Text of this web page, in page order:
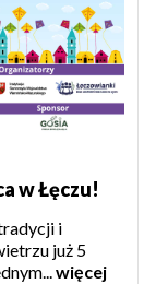
w Łęczu!
i
już 5
więcej